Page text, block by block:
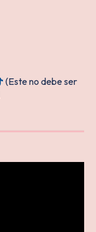
(Este no debe ser